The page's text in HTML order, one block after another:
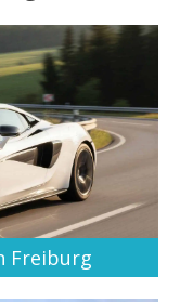
Freiburg